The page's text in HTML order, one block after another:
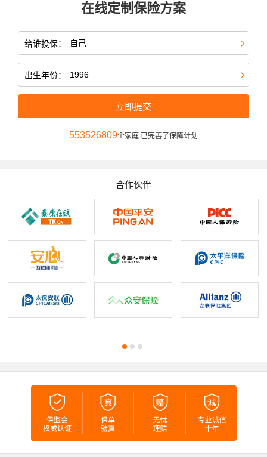
在线定制保险方案
给谁投保：
出生年份：
立即提交
553526809个家庭 已完善了保障计划
合作伙伴